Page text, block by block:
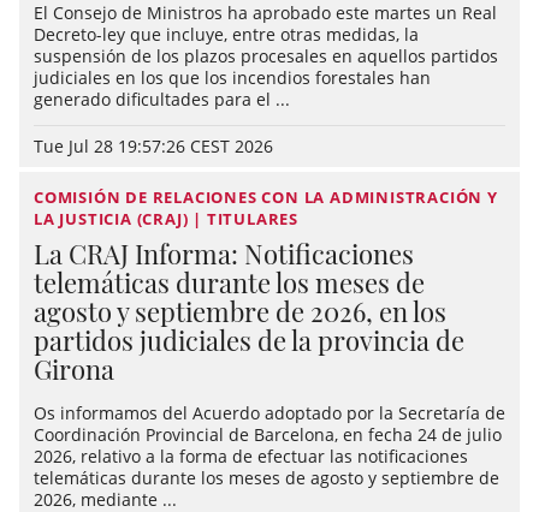
El Consejo de Ministros ha aprobado este martes un Real
Decreto-ley que incluye, entre otras medidas, la
suspensión de los plazos procesales en aquellos partidos
judiciales en los que los incendios forestales han
generado dificultades para el ...
Tue Jul 28 19:57:26 CEST 2026
COMISIÓN DE RELACIONES CON LA ADMINISTRACIÓN Y
LA JUSTICIA (CRAJ) | TITULARES
La CRAJ Informa: Notificaciones
telemáticas durante los meses de
agosto y septiembre de 2026, en los
partidos judiciales de la provincia de
Girona
Os informamos del Acuerdo adoptado por la Secretaría de
Coordinación Provincial de Barcelona, en fecha 24 de julio
2026, relativo a la forma de efectuar las notificaciones
telemáticas durante los meses de agosto y septiembre de
2026, mediante ...